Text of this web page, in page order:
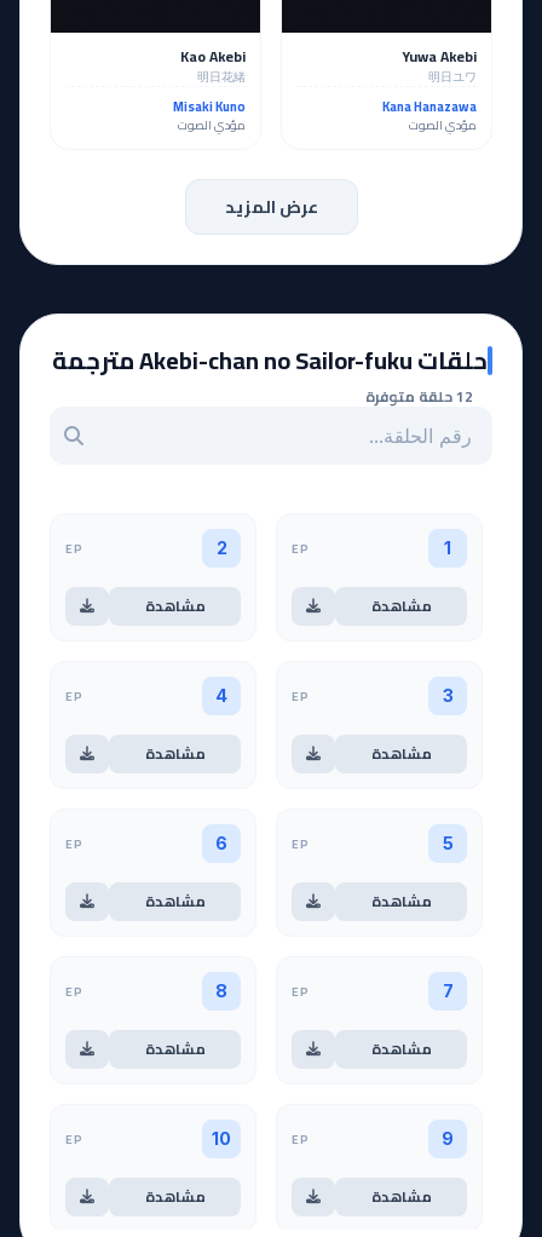
Yuwa Akebi
明日ユワ
Kana Hanazawa
مؤدي الصوت
Kao Akebi
明日花緒
Misaki Kuno
مؤدي الصوت
عرض المزيد
حلقات Akebi-chan no Sailor-fuku مترجمة
12 حلقة متوفرة
بحث عن حلقة بالرقم
1
EP
مشاهدة
2
EP
مشاهدة
3
EP
مشاهدة
4
EP
مشاهدة
5
EP
مشاهدة
6
EP
مشاهدة
7
EP
مشاهدة
8
EP
مشاهدة
9
EP
مشاهدة
10
EP
مشاهدة